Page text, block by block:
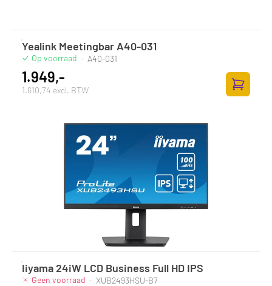
Yealink Meetingbar A40-031
Op voorraad · A40-031
1.949,-
1.610,74 excl. BTW
Iiyama 24iW LCD Business Full HD IPS
Geen voorraad · XUB2493HSU-B7